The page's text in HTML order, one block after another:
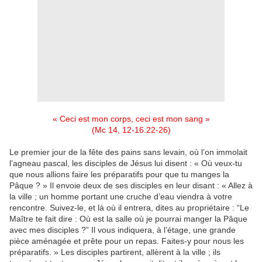
« Ceci est mon corps, ceci est mon sang »
(Mc 14, 12-16.22-26)
Le premier jour de la fête des pains sans levain, où l’on immolait
l’agneau pascal, les disciples de Jésus lui disent : « Où veux-tu
que nous allions faire les préparatifs pour que tu manges la
Pâque ? » Il envoie deux de ses disciples en leur disant : « Allez à
la ville ; un homme portant une cruche d’eau viendra à votre
rencontre. Suivez-le, et là où il entrera, dites au propriétaire : “Le
Maître te fait dire : Où est la salle où je pourrai manger la Pâque
avec mes disciples ?” Il vous indiquera, à l’étage, une grande
pièce aménagée et prête pour un repas. Faites-y pour nous les
préparatifs. » Les disciples partirent, allèrent à la ville ; ils